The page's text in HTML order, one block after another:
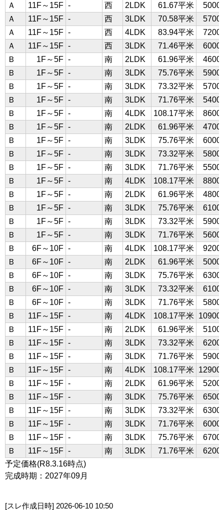
Ａ
11F～15F - 西 2LDK 61.67平米
5000
Ａ
11F～15F - 西 3LDK 70.58平米
5700
Ａ
11F～15F - 西 4LDK 83.94平米
7200
Ａ
11F～15F - 西 3LDK 71.46平米
6000
Ｂ
1F～5F - 南 2LDK 61.96平米
4600
Ｂ
1F～5F - 南 3LDK 75.76平米
5900
Ｂ
1F～5F - 南 3LDK 73.32平米
5700
Ｂ
1F～5F - 南 3LDK 71.76平米
5400
Ｂ
1F～5F - 南 4LDK 108.17平米
8600
Ｂ
1F～5F - 南 2LDK 61.96平米
4700
Ｂ
1F～5F - 南 3LDK 75.76平米
6000
Ｂ
1F～5F - 南 3LDK 73.32平米
5800
Ｂ
1F～5F - 南 3LDK 71.76平米
5500
Ｂ
1F～5F - 南 4LDK 108.17平米
8800
Ｂ
1F～5F - 南 2LDK 61.96平米
4800
Ｂ
1F～5F - 南 3LDK 75.76平米
6100
Ｂ
1F～5F - 南 3LDK 73.32平米
5900
Ｂ
1F～5F - 南 3LDK 71.76平米
5600
Ｂ
6F～10F - 南 4LDK 108.17平米
9200
Ｂ
6F～10F - 南 2LDK 61.96平米
5000
Ｂ
6F～10F - 南 3LDK 75.76平米
6300
Ｂ
6F～10F - 南 3LDK 73.32平米
6100
Ｂ
6F～10F - 南 3LDK 71.76平米
5800
Ｂ
11F～15F - 南 4LDK 108.17平米 10900
Ｂ
11F～15F - 南 2LDK 61.96平米
5100
Ｂ
11F～15F - 南 3LDK 73.32平米
6200
Ｂ
11F～15F - 南 3LDK 71.76平米
5900
Ｂ
11F～15F - 南 4LDK 108.17平米 12900
Ｂ
11F～15F - 南 2LDK 61.96平米
5200
Ｂ
11F～15F - 南 3LDK 75.76平米
6500
Ｂ
11F～15F - 南 3LDK 73.32平米
6300
Ｂ
11F～15F - 南 3LDK 71.76平米
6000
Ｂ
11F～15F - 南 3LDK 75.76平米
6700
Ｂ
11F～15F - 南 3LDK 71.76平米
6200
予定価格(R8.3.16時点)
完成時期：2027年09月
[スレ作成日時] 2026-06-10 10:50